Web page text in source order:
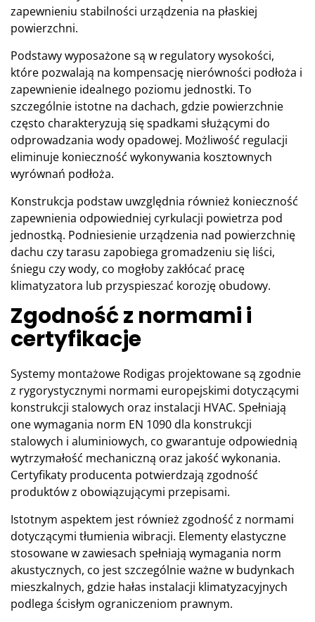
zapewnieniu stabilności urządzenia na płaskiej
powierzchni.
Podstawy wyposażone są w regulatory wysokości,
które pozwalają na kompensację nierówności podłoża i
zapewnienie idealnego poziomu jednostki. To
szczególnie istotne na dachach, gdzie powierzchnie
często charakteryzują się spadkami służącymi do
odprowadzania wody opadowej. Możliwość regulacji
eliminuje konieczność wykonywania kosztownych
wyrównań podłoża.
Konstrukcja podstaw uwzględnia również konieczność
zapewnienia odpowiedniej cyrkulacji powietrza pod
jednostką. Podniesienie urządzenia nad powierzchnię
dachu czy tarasu zapobiega gromadzeniu się liści,
śniegu czy wody, co mogłoby zakłócać pracę
klimatyzatora lub przyspieszać korozję obudowy.
Zgodność z normami i
certyfikacje
Systemy montażowe Rodigas projektowane są zgodnie
z rygorystycznymi normami europejskimi dotyczącymi
konstrukcji stalowych oraz instalacji HVAC. Spełniają
one wymagania norm EN 1090 dla konstrukcji
stalowych i aluminiowych, co gwarantuje odpowiednią
wytrzymałość mechaniczną oraz jakość wykonania.
Certyfikaty producenta potwierdzają zgodność
produktów z obowiązującymi przepisami.
Istotnym aspektem jest również zgodność z normami
dotyczącymi tłumienia wibracji. Elementy elastyczne
stosowane w zawiesach spełniają wymagania norm
akustycznych, co jest szczególnie ważne w budynkach
mieszkalnych, gdzie hałas instalacji klimatyzacyjnych
podlega ścisłym ograniczeniom prawnym.